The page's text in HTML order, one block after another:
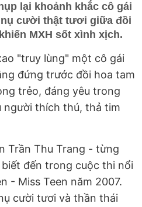
lại khoảnh khắc cô gái
nụ cười thật tươi giữa đồi
MXH sốt xình xịch.
"truy lùng" một cô gái
đứng trước đồi hoa tam
trẻo, đáng yêu trong
người thích thú, thả tim
Trần Thu Trang - từng
đến trong cuộc thi nổi
- Miss Teen năm 2007.
cười tươi và thần thái